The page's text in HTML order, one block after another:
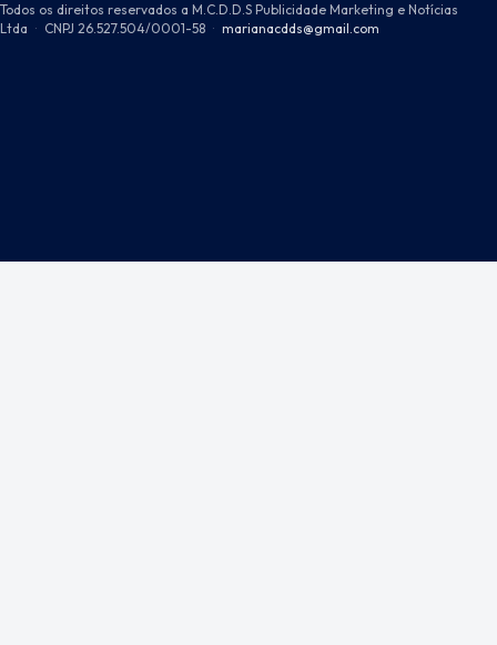
Todos os direitos reservados a M.C.D.D.S Publicidade Marketing e Notícias
Ltda · CNPJ 26.527.504/0001-58 · marianacdds@gmail.com